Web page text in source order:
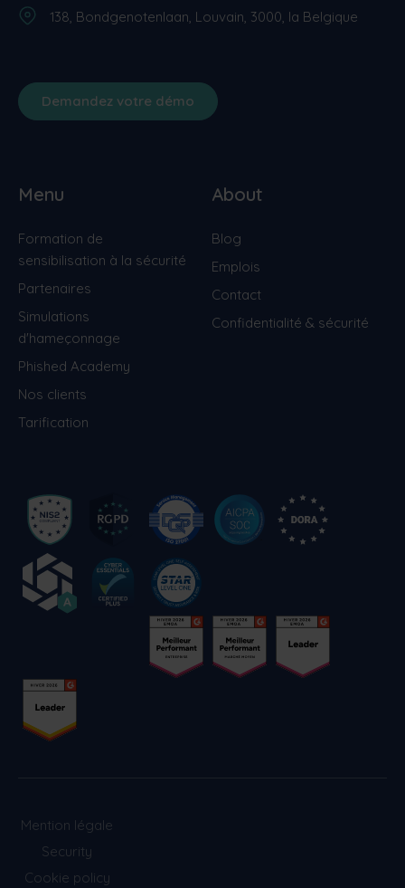
138, Bondgenotenlaan, Louvain, 3000, la Belgique
Demandez votre démo
Menu
Formation de
sensibilisation à la sécurité
Partenaires
Simulations
d'hameçonnage
Phished Academy
Nos clients
Tarification
About
Blog
Emplois
Contact
Confidentialité & sécurité
Cookie policy
Security
Mention légale